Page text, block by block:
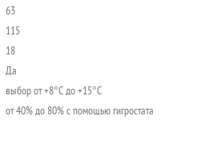
63
115
18
Да
выбор от +8°C до +15°C
от 40% до 80% с помощью гигростата